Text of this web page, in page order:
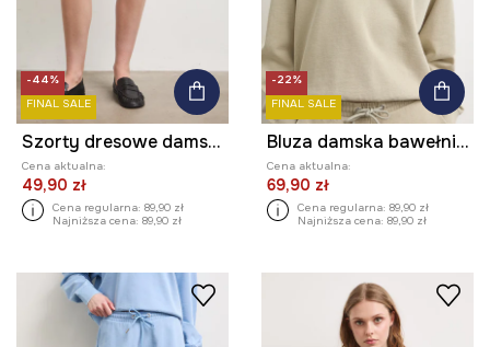
-44%
FINAL SALE
Szorty dresowe damskie bawełniane
Cena aktualna:
49,90 zł
Cena regularna: 89,90 zł
Najniższa cena: 89,90 zł
-22%
FINAL SALE
Bluza damska bawełniana z efektem sprania
Cena aktualna:
69,90 zł
Cena regularna: 89,90 zł
Najniższa cena: 89,90 zł